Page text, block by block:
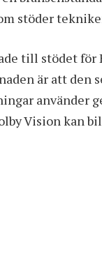
stöder
till stödet för
är att den
använder
Vision kan